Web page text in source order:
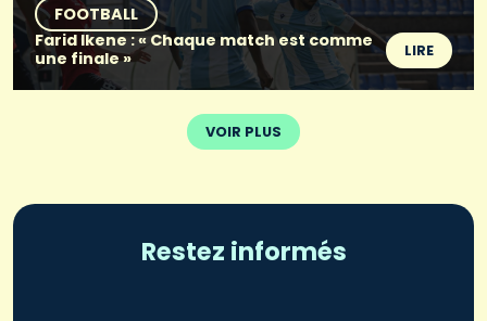
FOOTBALL
Farid Ikene : « Chaque match est comme
une finale »
LIRE
VOIR PLUS
Restez informés